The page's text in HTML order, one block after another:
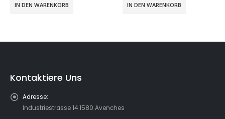
IN DEN WARENKORB IN DEN WARENKORB
Kontaktiere Uns
Adresse:
Industriestrasse 14 1580 Avenches